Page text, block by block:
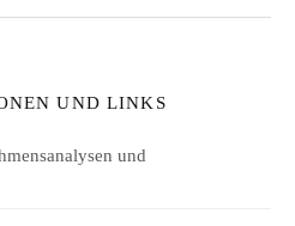
UND LINKS
und